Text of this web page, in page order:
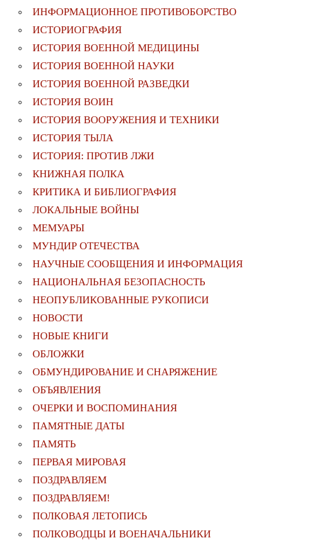
ИНФОРМАЦИОННОЕ ПРОТИВОБОРСТВО
ИСТОРИОГРАФИЯ
ИСТОРИЯ ВОЕННОЙ МЕДИЦИНЫ
ИСТОРИЯ ВОЕННОЙ НАУКИ
ИСТОРИЯ ВОЕННОЙ РАЗВЕДКИ
ИСТОРИЯ ВОИН
ИСТОРИЯ ВООРУЖЕНИЯ И ТЕХНИКИ
ИСТОРИЯ ТЫЛА
ИСТОРИЯ: ПРОТИВ ЛЖИ
КНИЖНАЯ ПОЛКА
КРИТИКА И БИБЛИОГРАФИЯ
ЛОКАЛЬНЫЕ ВОЙНЫ
МЕМУАРЫ
МУНДИР ОТЕЧЕСТВА
НАУЧНЫЕ СООБЩЕНИЯ И ИНФОРМАЦИЯ
НАЦИОНАЛЬНАЯ БЕЗОПАСНОСТЬ
НЕОПУБЛИКОВАННЫЕ РУКОПИСИ
НОВОСТИ
НОВЫЕ КНИГИ
ОБЛОЖКИ
ОБМУНДИРОВАНИЕ И СНАРЯЖЕНИЕ
ОБЪЯВЛЕНИЯ
ОЧЕРКИ И ВОСПОМИНАНИЯ
ПАМЯТНЫЕ ДАТЫ
ПАМЯТЬ
ПЕРВАЯ МИРОВАЯ
ПОЗДРАВЛЯЕМ
ПОЗДРАВЛЯЕМ!
ПОЛКОВАЯ ЛЕТОПИСЬ
ПОЛКОВОДЦЫ И ВОЕНАЧАЛЬНИКИ